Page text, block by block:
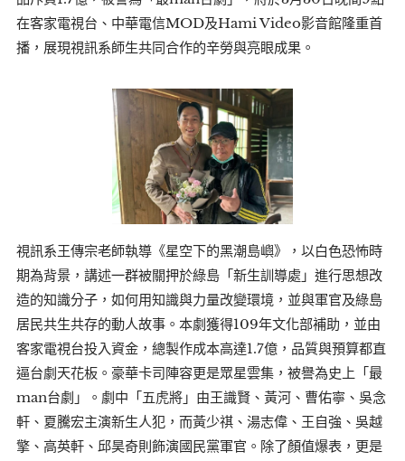
在客家電視台、中華電信MOD及Hami Video影音館隆重首
播，展現視訊系師生共同合作的辛勞與亮眼成果。
視訊系王傳宗老師執導《星空下的黑潮島嶼》，以白色恐怖時
期為背景，講述一群被關押於綠島「新生訓導處」進行思想改
造的知識分子，如何用知識與力量改變環境，並與軍官及綠島
居民共生共存的動人故事。本劇獲得109年文化部補助，並由
客家電視台投入資金，總製作成本高達1.7億，品質與預算都直
逼台劇天花板。豪華卡司陣容更是眾星雲集，被譽為史上「最
man台劇」。劇中「五虎將」由王識賢、黃河、曹佑寧、吳念
軒、夏騰宏主演新生人犯，而黃少祺、湯志偉、王自強、吳越
擎、高英軒、邱昊奇則飾演國民黨軍官。除了顏值爆表，更是